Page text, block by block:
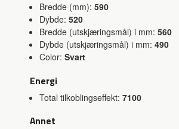
Bredde (mm): 590
Dybde: 520
Bredde (utskjæringsmål) i mm: 560
Dybde (utskjæringsmål) i mm: 490
Color: Svart
Energi
Total tilkoblingseffekt: 7100
Annet